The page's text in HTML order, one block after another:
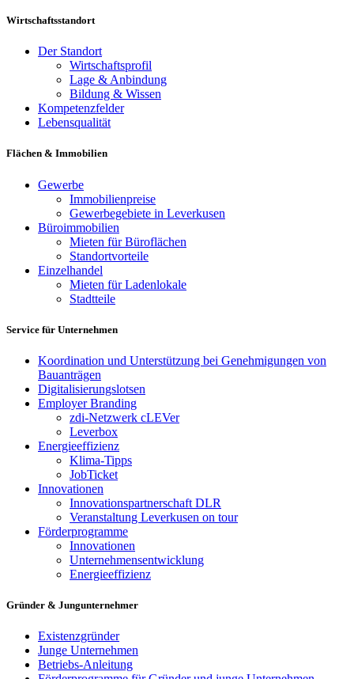
Wirtschaftsstandort
Der Standort
Wirtschaftsprofil
Lage & Anbindung
Bildung & Wissen
Kompetenzfelder
Lebensqualität
Flächen & Immobilien
Gewerbe
Immobilienpreise
Gewerbegebiete in Leverkusen
Büroimmobilien
Mieten für Büroflächen
Standortvorteile
Einzelhandel
Mieten für Ladenlokale
Stadtteile
Service für Unternehmen
Koordination und Unterstützung bei Genehmigungen von
Bauanträgen
Digitalisierungslotsen
Employer Branding
zdi-Netzwerk cLEVer
Leverbox
Energieeffizienz
Klima-Tipps
JobTicket
Innovationen
Innovationspartnerschaft DLR
Veranstaltung Leverkusen on tour
Förderprogramme
Innovationen
Unternehmensentwicklung
Energieeffizienz
Gründer & Jungunternehmer
Existenzgründer
Junge Unternehmen
Betriebs-Anleitung